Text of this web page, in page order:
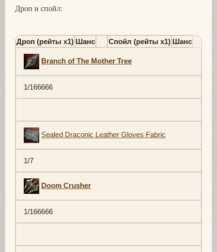
Дроп и спойл:
Дроп (рейты х1) Шанс Спойл (рейты х1) Шанс
Branch of The Mother Tree
1/166666
Sealed Draconic Leather Gloves Fabric
1/7
Doom Crusher
1/166666